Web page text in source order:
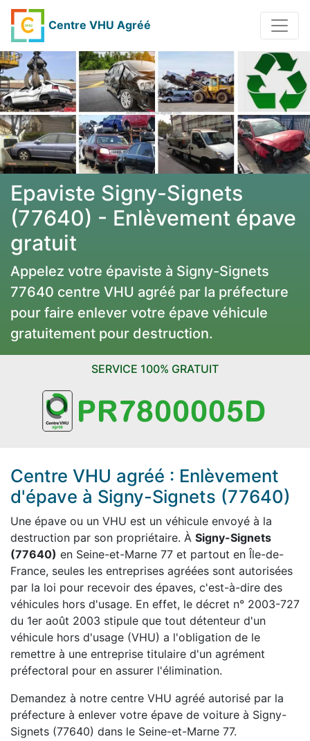
Centre VHU Agréé
Epaviste Signy-Signets
(77640) - Enlèvement épave
gratuit
Appelez votre épaviste à Signy-Signets
77640 centre VHU agréé par la préfecture
pour faire enlever votre épave véhicule
gratuitement pour destruction.
SERVICE 100% GRATUIT
Centre VHU agréé : Enlèvement
d'épave à Signy-Signets (77640)
Une épave ou un VHU est un véhicule envoyé à la
destruction par son propriétaire. À Signy-Signets
(77640) en Seine-et-Marne 77 et partout en Île-de-
France, seules les entreprises agréées sont autorisées
par la loi pour recevoir des épaves, c'est-à-dire des
véhicules hors d'usage. En effet, le décret n° 2003-727
du 1er août 2003 stipule que tout détenteur d'un
véhicule hors d'usage (VHU) a l'obligation de le
remettre à une entreprise titulaire d'un agrément
préfectoral pour en assurer l'élimination.
Demandez à notre centre VHU agréé autorisé par la
préfecture à enlever votre épave de voiture à Signy-
Signets (77640) dans le Seine-et-Marne 77.